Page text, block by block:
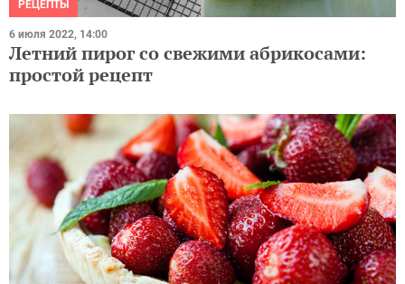
РЕЦЕПТЫ
6 июля 2022, 14:00
Летний пирог со свежими абрикосами:
простой рецепт